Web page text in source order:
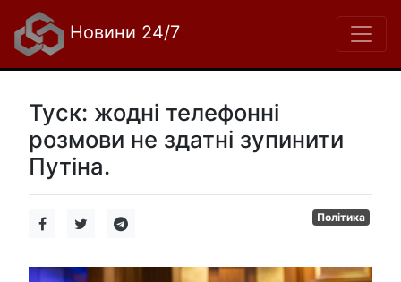
Новини 24/7
Туск: жодні телефонні
розмови не здатні зупинити
Путіна.
Політика